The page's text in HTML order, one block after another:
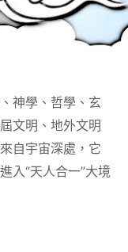
神學、哲學、玄
文明、地外文明
自宇宙深處，它
入“天人合一”大境